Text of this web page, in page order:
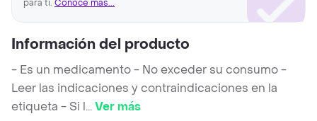
para ti. Conoce más...
Información del producto
- Es un medicamento - No exceder su consumo -
Leer las indicaciones y contraindicaciones en la
etiqueta - Si l...Ver más